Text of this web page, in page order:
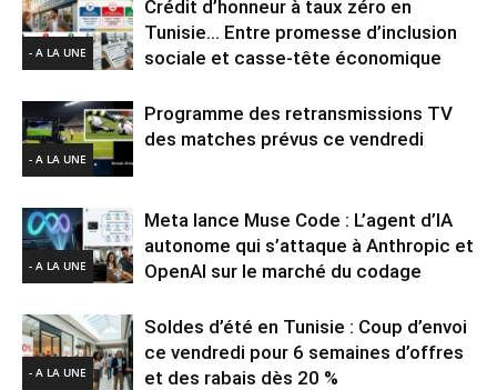
- A LA UNE
Crédit d’honneur à taux zéro en
Tunisie… Entre promesse d’inclusion
sociale et casse-tête économique
- A LA UNE
Programme des retransmissions TV
des matches prévus ce vendredi
- A LA UNE
Meta lance Muse Code : L’agent d’IA
autonome qui s’attaque à Anthropic et
OpenAI sur le marché du codage
- A LA UNE
Soldes d’été en Tunisie : Coup d’envoi
ce vendredi pour 6 semaines d’offres
et des rabais dès 20 %